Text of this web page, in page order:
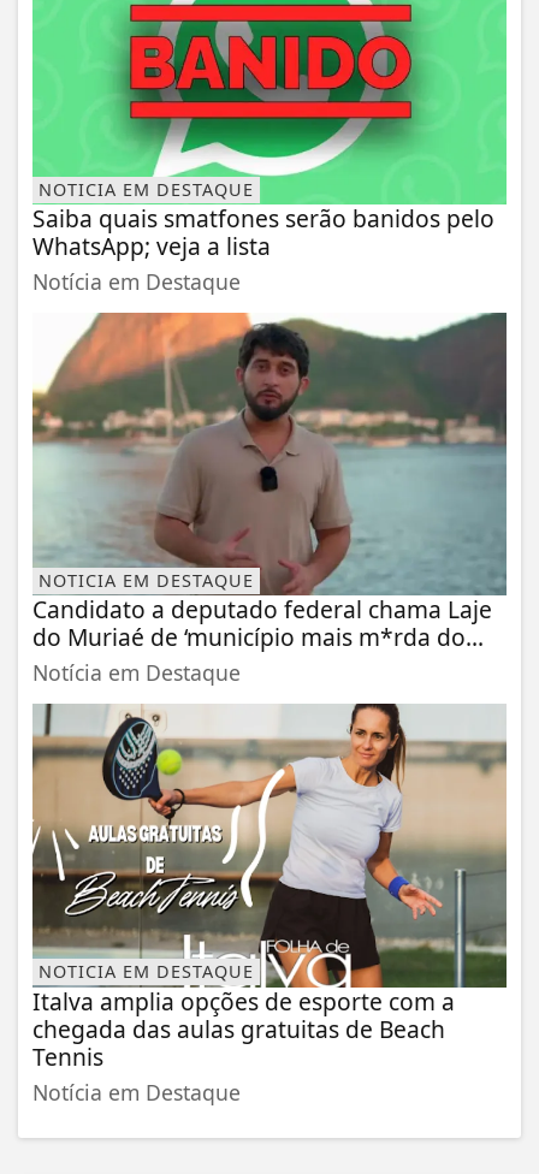
NOTICIA EM DESTAQUE
Saiba quais smatfones serão banidos pelo
WhatsApp; veja a lista
Notícia em Destaque
NOTICIA EM DESTAQUE
Candidato a deputado federal chama Laje
do Muriaé de ‘município mais m*rda do...
Notícia em Destaque
NOTICIA EM DESTAQUE
Italva amplia opções de esporte com a
chegada das aulas gratuitas de Beach
Tennis
Notícia em Destaque